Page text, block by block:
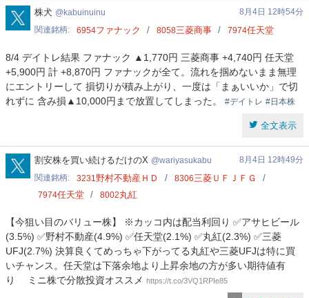
kabuinuinu
株犬 kabuinuinu
8月4日 12時54分
関連銘柄
6954ファナック 8058三菱商事 7974任天堂
8/4 デイトレ結果 ファナック ▲1,770円 三菱商事 +4,740円 任天堂
+5,900円 計 +8,870円 ファナックが全て。流れを掴めないまま無理
にエントリーして 損切りが積み上がり、一度は「まぁいいか」で切
れずに 含み損▲10,000円まで放置してしまった。 #デイトレ #日本株
全文表示
wariyasukabu
割安株を買い続けるだけのX wariyasukabu
8月4日 12時49分
関連銘柄
3231野村不動産ＨＤ 8306三菱ＵＦＪＦＧ
7974任天堂 8002丸紅
【今狙い目のバリュー株】 ※カッコ内は配当利回り ✅アサヒビール
(3.5%) ✅野村不動産(4.9%) ✅任天堂(2.1%) ✅丸紅(2.3%) ✅三菱
UFJ(2.7%) 決算良くてめっちゃ下がってる丸紅や三菱UFJは特に買
いチャンス。任天堂は下落余地より上昇余地の方が多い期待値有
り ミニ株で分散投資オススメ https://t.co/3VQ1RPIe85